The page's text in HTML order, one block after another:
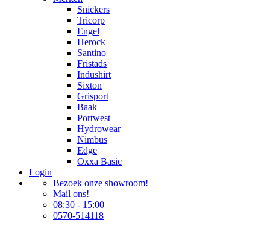
Snickers
Tricorp
Engel
Herock
Santino
Fristads
Indushirt
Sixton
Grisport
Baak
Portwest
Hydrowear
Nimbus
Edge
Oxxa Basic
Login
Bezoek onze showroom!
Mail ons!
08:30 - 15:00
0570-514118